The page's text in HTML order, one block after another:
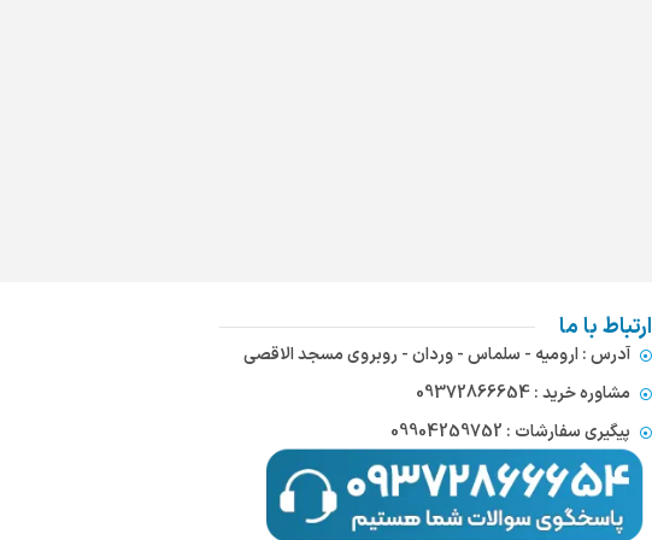
ارتباط با ما
آدرس : ارومیه - سلماس - وردان - روبروی مسجد الاقصی
مشاوره خرید : 09372866654
پیگیری سفارشات : 09904259752